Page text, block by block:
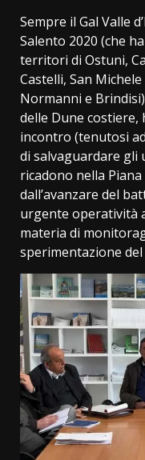
Sempre il Gal Valle
Salento 2020 (che
territori di Ostuni,
Castelli, San
Normanni e
delle Dune
incontro (tenutosi
di salvaguardare gli
ricadono nella
dall’avanzare del
urgente operatività
materia di
sperimentazione